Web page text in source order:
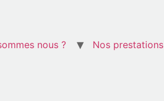
nous ? Nos prestations